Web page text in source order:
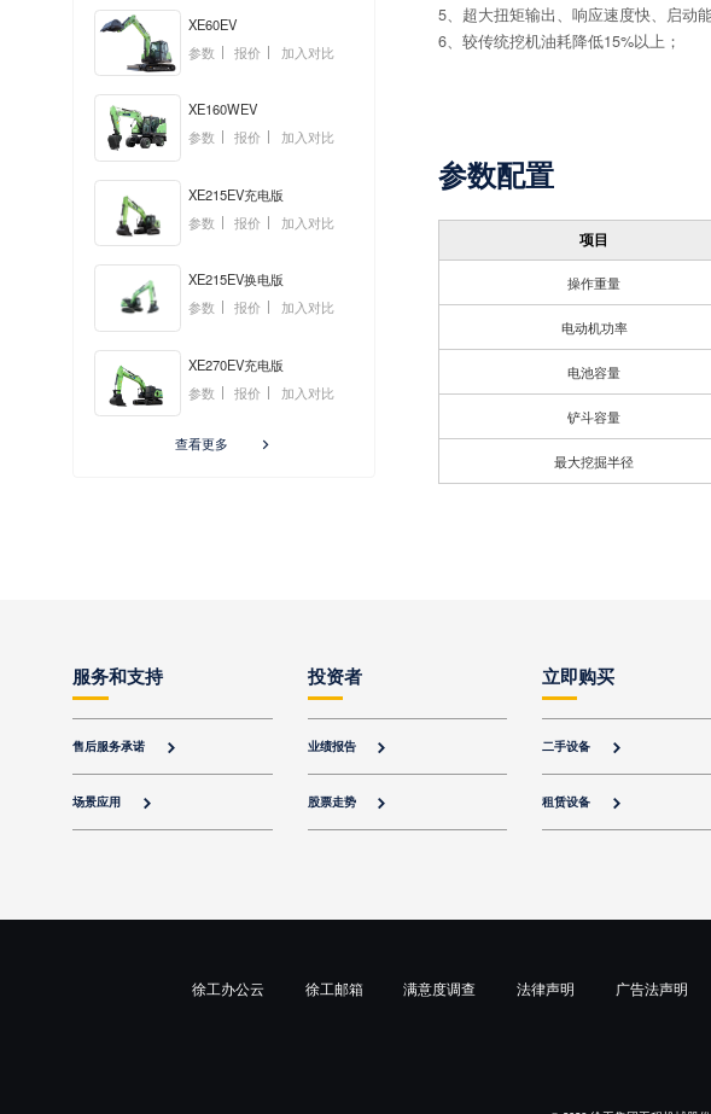
XE60EV
参数
报价 加入对比
XE160WEV
参数
报价 加入对比
XE215EV充电版
参数
报价 加入对比
XE215EV换电版
参数
报价 加入对比
XE270EV充电版
参数
报价 加入对比
查看更多 
5、超大扭矩输出、响应速度快、启动
6、较传统挖机油耗降低15%以上；
参数配置
项目
操作重量
电动机功率
电池容量
铲斗容量
最大挖掘半径
服务和支持
售后服务承诺 
场景应用 
投资者
业绩报告 
股票走势 
立即购买
二手设备 
租赁设备 
徐工办公云 徐工邮箱 满意度调查 法律声明 广告法声明